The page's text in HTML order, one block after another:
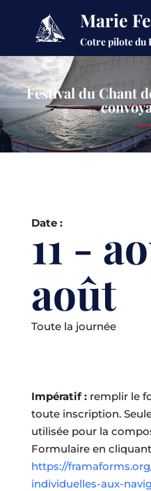
Marie
Cotre pilote du
Festival du Chant
Date :
11 -
août
Toute la journée
Impératif :remplir le
toute inscription.
utilisée pour la
Formulaire en
https://
individuelles-aux-